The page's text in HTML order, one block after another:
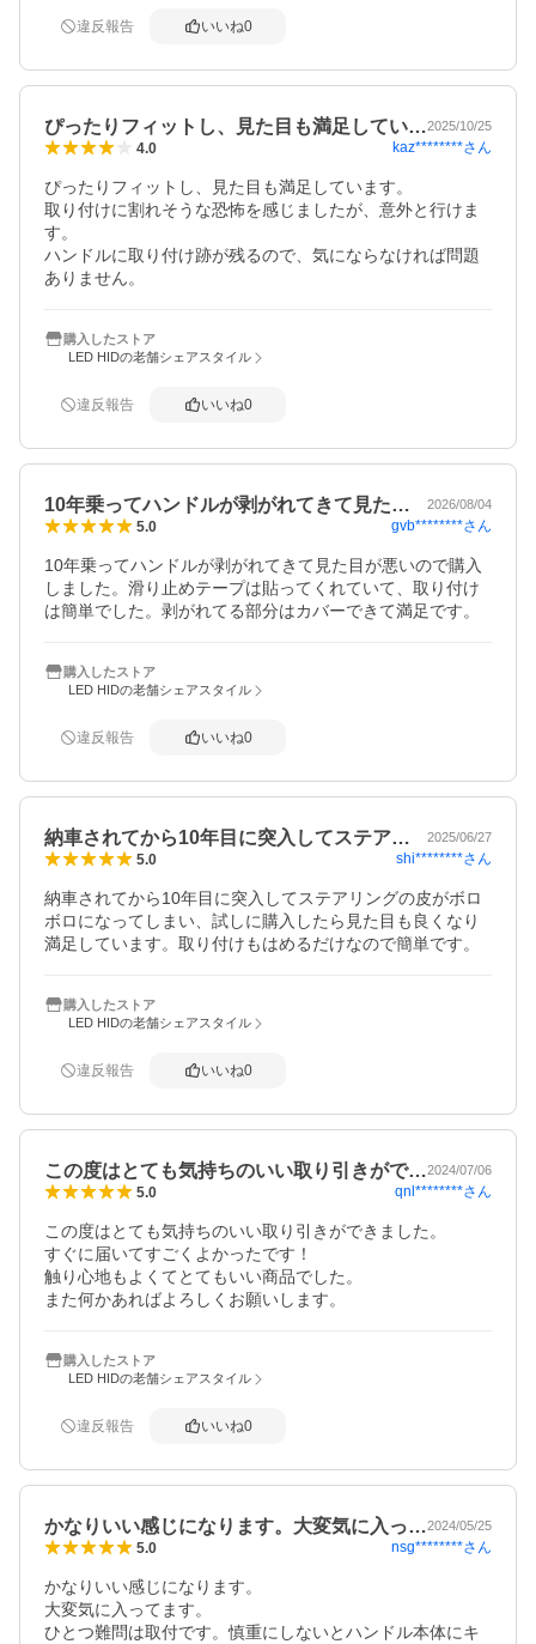
違反報告 いいね0
ぴったりフィットし、見た目も満足してい…2025/10/25
4.0 kaz********さん
ぴったりフィットし、見た目も満足しています。
取り付けに割れそうな恐怖を感じましたが、意外と行けま
す。
ハンドルに取り付け跡が残るので、気にならなければ問題
ありません。
購入したストア
LED HIDの老舗シェアスタイル
違反報告 いいね0
10年乗ってハンドルが剥がれてきて見た… 2026/08/04
5.0 gvb********さん
10年乗ってハンドルが剥がれてきて見た目が悪いので購入
しました。滑り止めテープは貼ってくれていて、取り付け
は簡単でした。剥がれてる部分はカバーできて満足です。
購入したストア
LED HIDの老舗シェアスタイル
違反報告 いいね0
納車されてから10年目に突入してステア… 2025/06/27
5.0 shi********さん
納車されてから10年目に突入してステアリングの皮がボロ
ボロになってしまい、試しに購入したら見た目も良くなり
満足しています。取り付けもはめるだけなので簡単です。
購入したストア
LED HIDの老舗シェアスタイル
違反報告 いいね0
この度はとても気持ちのいい取り引きがで…2024/07/06
5.0 qnl********さん
この度はとても気持ちのいい取り引きができました。
すぐに届いてすごくよかったです！
触り心地もよくてとてもいい商品でした。
また何かあればよろしくお願いします。
購入したストア
LED HIDの老舗シェアスタイル
違反報告 いいね0
かなりいい感じになります。大変気に入っ…2024/05/25
5.0 nsg********さん
かなりいい感じになります。
大変気に入ってます。
ひとつ難問は取付です。慎重にしないとハンドル本体にキ